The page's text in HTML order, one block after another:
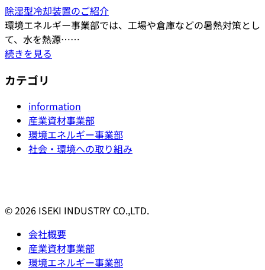
除湿型冷却装置のご紹介
環境エネルギー事業部では、工場や倉庫などの暑熱対策とし
て、水を熱源……
続きを見る
カテゴリ
information
産業資材事業部
環境エネルギー事業部
社会・環境への取り組み
© 2026 ISEKI INDUSTRY CO.,LTD.
会社概要
産業資材事業部
環境エネルギー事業部